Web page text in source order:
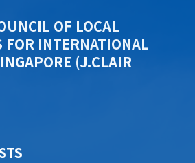
OF LOCAL
INTERNATIONAL
(J.CLAIR